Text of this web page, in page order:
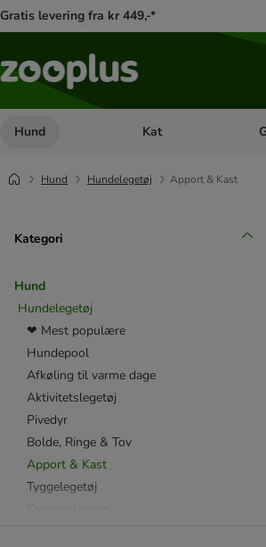
Gratis levering fra kr 449,-*
Hund Åben kategori menu:
Kat
Hund Hundelegetøj Apport & Kast
Kategori
Hund
Hundelegetøj
❤ Mest populære
Hundepool
Afkøling til varme dage
Aktivitetslegetøj
Pivedyr
Bolde, Ringe & Tov
Apport & Kast
Tyggelegetøj